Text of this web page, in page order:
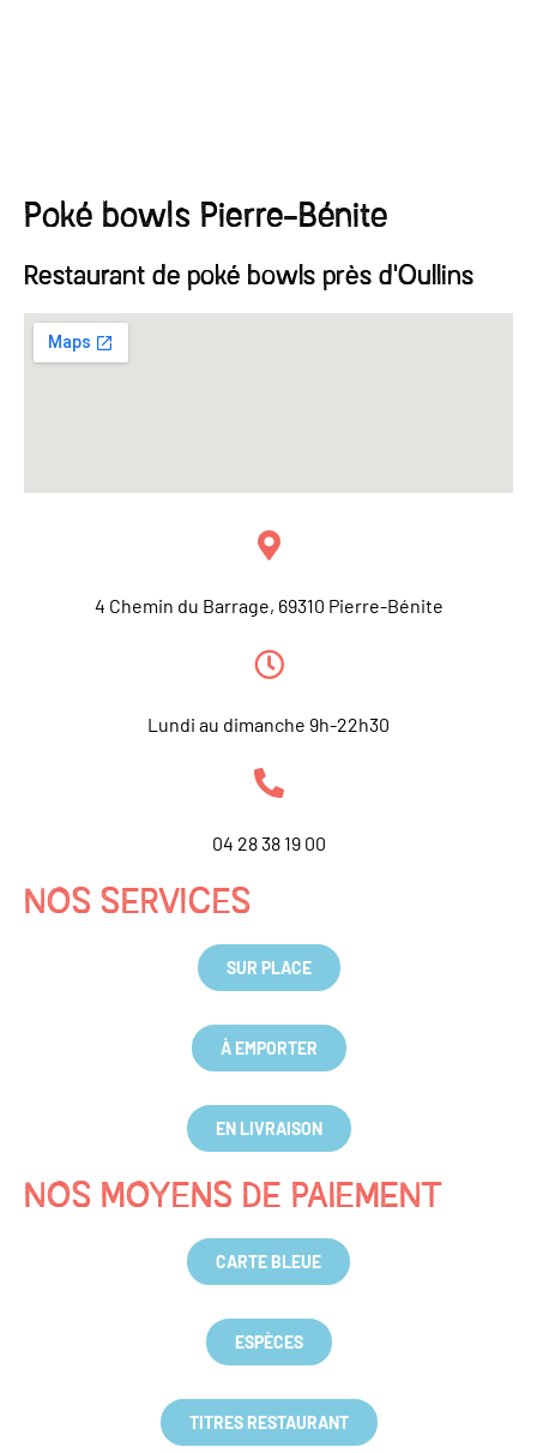
Poké bowls Pierre-Bénite
Restaurant de poké bowls près d'Oullins
4 Chemin du Barrage, 69310 Pierre-Bénite
Lundi au dimanche 9h-22h30
04 28 38 19 00
NOS SERVICES
SUR PLACE
À EMPORTER
EN LIVRAISON
NOS MOYENS DE PAIEMENT
CARTE BLEUE
ESPÈCES
TITRES RESTAURANT